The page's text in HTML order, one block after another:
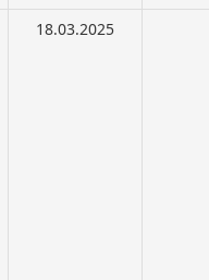
18.03.2025